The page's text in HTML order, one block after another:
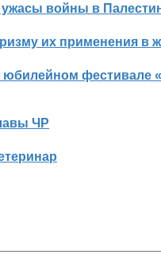
войны в
их применения в
юбилейном фестивале
ЧР